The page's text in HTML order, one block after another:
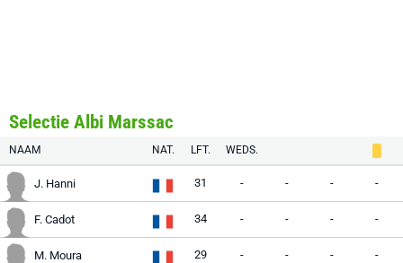
Selectie Albi Marssac
NAAM NAT. LFT. WEDS.
J. Hanni 31 - - - -
F. Cadot 34 - - - -
M. Moura 29 - - - -